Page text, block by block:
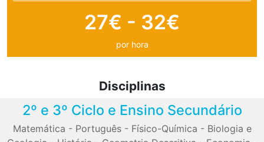
27€ - 32€
por hora
Disciplinas
2º e 3º Ciclo e Ensino Secundário
Matemática - Português- Físico-Química - Biologia e